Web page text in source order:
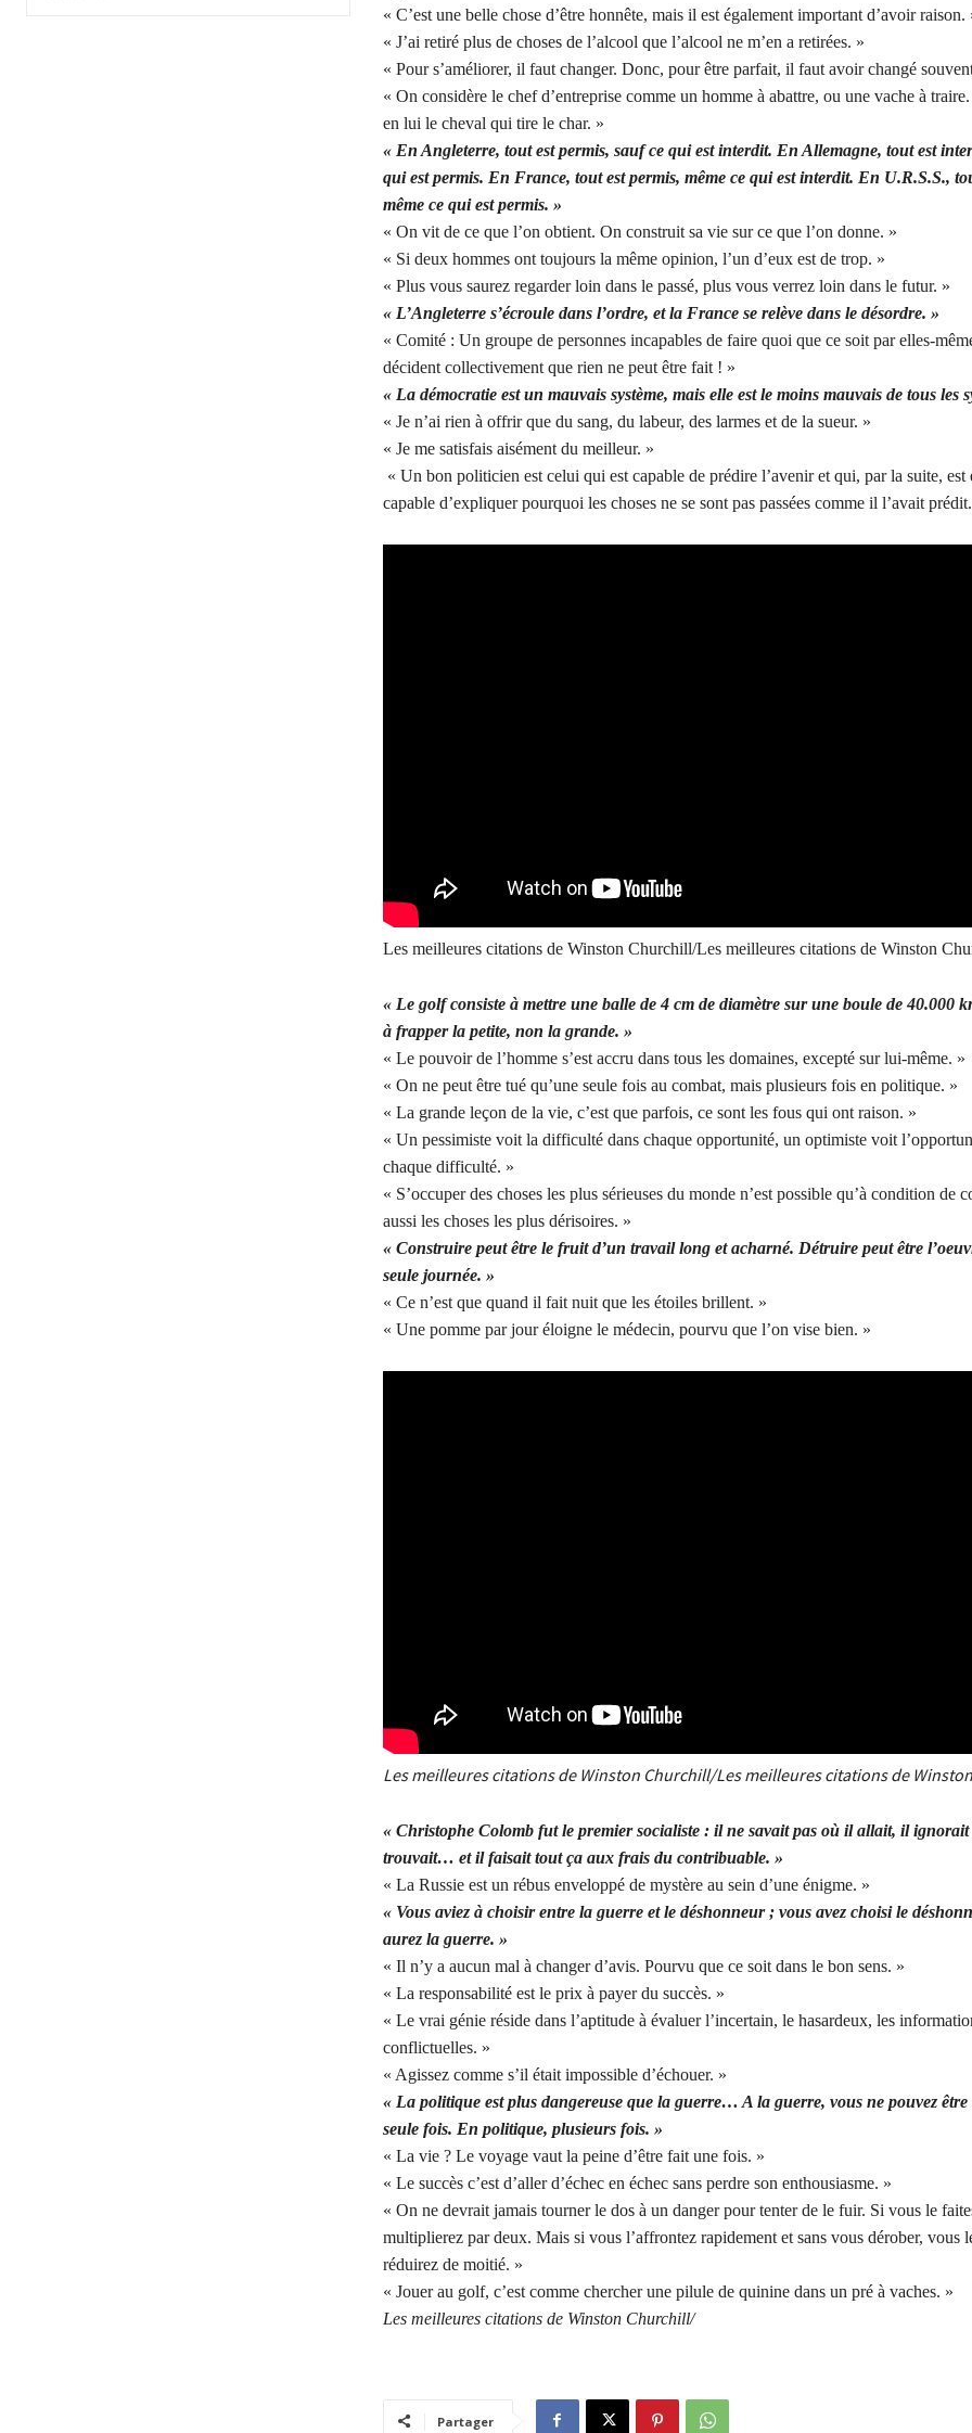
« C’est une belle chose d’être honnête, mais il est également important d’avoir raison.
« J’ai retiré plus de choses de l’alcool que l’alcool ne m’en a retirées. »
« Pour s’améliorer, il faut changer. Donc, pour être parfait, il faut avoir changé
« On considère le chef d’entreprise comme un homme à abattre, ou une vache à
en lui le cheval qui tire le char. »
« En Angleterre, tout est permis, sauf ce qui est interdit. En Allemagne, tout est
qui est permis. En France, tout est permis, même ce qui est interdit. En U.R.S.S.,
même ce qui est permis. »
« On vit de ce que l’on obtient. On construit sa vie sur ce que l’on donne. »
« Si deux hommes ont toujours la même opinion, l’un d’eux est de trop. »
« Plus vous saurez regarder loin dans le passé, plus vous verrez loin dans le futur. »
« L’Angleterre s’écroule dans l’ordre, et la France se relève dans le désordre. »
« Comité : Un groupe de personnes incapables de faire quoi que ce soit par elles-
décident collectivement que rien ne peut être fait ! »
« La démocratie est un mauvais système, mais elle est le moins mauvais de tous les
« Je n’ai rien à offrir que du sang, du labeur, des larmes et de la sueur. »
« Je me satisfais aisément du meilleur. »
« Un bon politicien est celui qui est capable de prédire l’avenir et qui, par la suite, est
capable d’expliquer pourquoi les choses ne se sont pas passées comme il l’avait
Les meilleures citations de Winston Churchill/Les meilleures citations de Winston
« Le golf consiste à mettre une balle de 4 cm de diamètre sur une boule de 40.000
à frapper la petite, non la grande. »
« Le pouvoir de l’homme s’est accru dans tous les domaines, excepté sur lui-même. »
« On ne peut être tué qu’une seule fois au combat, mais plusieurs fois en politique. »
« La grande leçon de la vie, c’est que parfois, ce sont les fous qui ont raison. »
« Un pessimiste voit la difficulté dans chaque opportunité, un optimiste voit
chaque difficulté. »
« S’occuper des choses les plus sérieuses du monde n’est possible qu’à condition de
aussi les choses les plus dérisoires. »
« Construire peut être le fruit d’un travail long et acharné. Détruire peut être
seule journée. »
« Ce n’est que quand il fait nuit que les étoiles brillent. »
« Une pomme par jour éloigne le médecin, pourvu que l’on vise bien. »
Les meilleures citations de Winston Churchill/Les meilleures citations de
« Christophe Colomb fut le premier socialiste : il ne savait pas où il allait, il ignorait
trouvait… et il faisait tout ça aux frais du contribuable. »
« La Russie est un rébus enveloppé de mystère au sein d’une énigme. »
« Vous aviez à choisir entre la guerre et le déshonneur ; vous avez choisi le
aurez la guerre. »
« Il n’y a aucun mal à changer d’avis. Pourvu que ce soit dans le bon sens. »
« La responsabilité est le prix à payer du succès. »
« Le vrai génie réside dans l’aptitude à évaluer l’incertain, le hasardeux, les
conflictuelles. »
« Agissez comme s’il était impossible d’échouer. »
« La politique est plus dangereuse que la guerre… A la guerre, vous ne pouvez être
seule fois. En politique, plusieurs fois. »
« La vie ? Le voyage vaut la peine d’être fait une fois. »
« Le succès c’est d’aller d’échec en échec sans perdre son enthousiasme. »
« On ne devrait jamais tourner le dos à un danger pour tenter de le fuir. Si vous le
multiplierez par deux. Mais si vous l’affrontez rapidement et sans vous dérober, vous
réduirez de moitié. »
« Jouer au golf, c’est comme chercher une pilule de quinine dans un pré à vaches. »
Les meilleures citations de Winston Churchill/
Partager